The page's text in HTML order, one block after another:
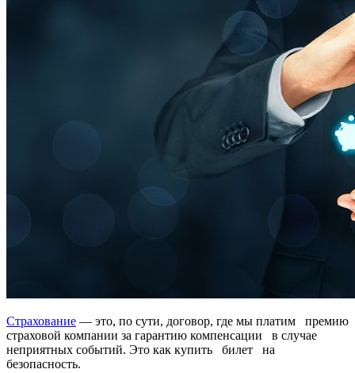
Страхование — это, по сути, договор, где мы платим премию
страховой компании за гарантию компенсации в случае
неприятных событий. Это как купить билет на
безопасность.